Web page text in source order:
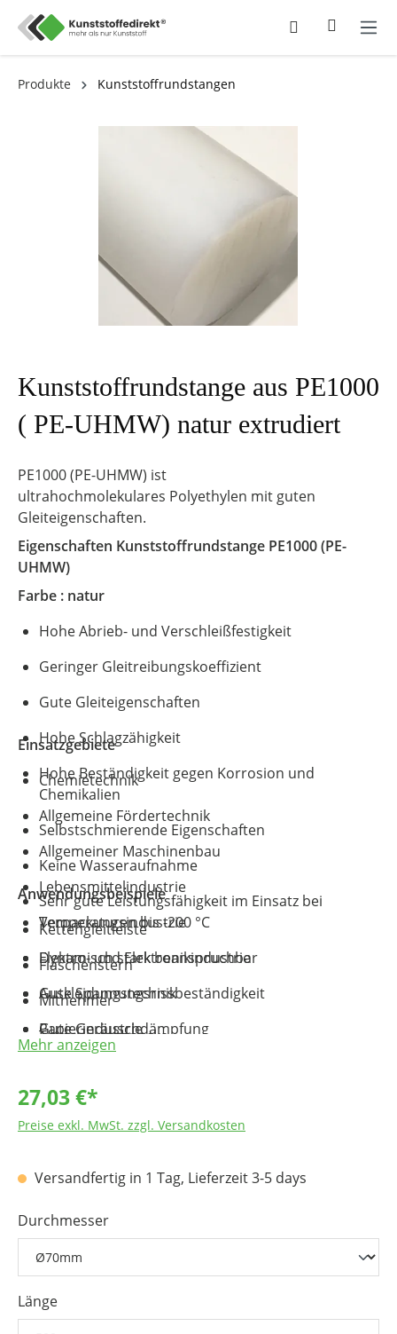
Produkte Kunststoffrundstangen
Kunststoffrundstange aus PE1000
( PE-UHMW) natur extrudiert
PE1000 (PE-UHMW) ist
ultrahochmolekulares Polyethylen mit guten
Gleiteigenschaften.
Eigenschaften Kunststoffrundstange PE1000 (PE-
UHMW)
Farbe : natur
Hohe Abrieb- und Verschleißfestigkeit
Geringer Gleitreibungskoeffizient
Gute Gleiteigenschaften
Hohe Schlagzähigkeit
Hohe Beständigkeit gegen Korrosion und
Chemikalien
Selbstschmierende Eigenschaften
Keine Wasseraufnahme
Sehr gute Leistungsfähigkeit im Einsatz bei
Temperaturen bis -200 °C
Dynamisch stark beanspruchbar
Gute Spannungsrissbeständigkeit
Gute Geräuschdämpfung
Einsatzgebiete
Chemietechnik
Allgemeine Fördertechnik
Allgemeiner Maschinenbau
Lebensmittelindustrie
Verpackungsindustrie
Elektro- und Elektronikindustrie
Auskleidungstechnik
Papierindustrie
Medizintechnik
Anwendungsbeispiele
Kettengleitleiste
Flaschenstern
Mitnehmer
Transportschnecke
Mehr anzeigen
27,03 €*
Preise exkl. MwSt. zzgl. Versandkosten
Versandfertig in 1 Tag, Lieferzeit 3-5 days
Durchmesser
Länge